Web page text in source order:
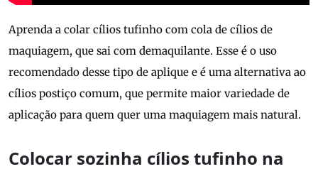
Aprenda a colar cílios tufinho com cola de cílios de
maquiagem, que sai com demaquilante. Esse é o uso
recomendado desse tipo de aplique e é uma alternativa ao
cílios postiço comum, que permite maior variedade de
aplicação para quem quer uma maquiagem mais natural.
Colocar sozinha cílios tufinho na